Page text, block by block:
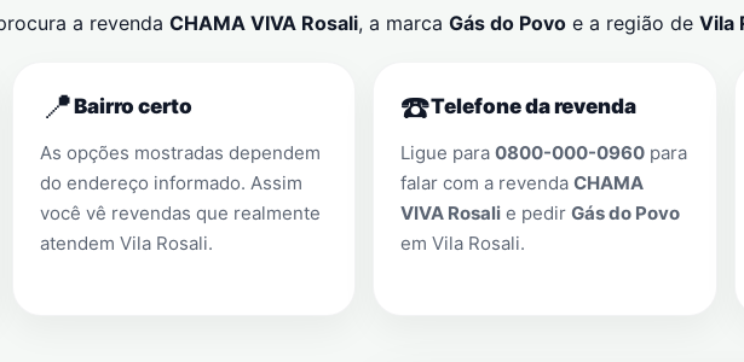
a revenda CHAMA VIVA Rosali, a marca Gás do Povo e a região de Vila
📍Bairro certo
As opções mostradas dependem
do endereço informado. Assim
você vê revendas que realmente
atendem Vila Rosali.
☎️Telefone da revenda
Ligue para 0800-000-0960 para
falar com a revenda CHAMA
VIVA Rosali e pedir Gás do Povo
em Vila Rosali.